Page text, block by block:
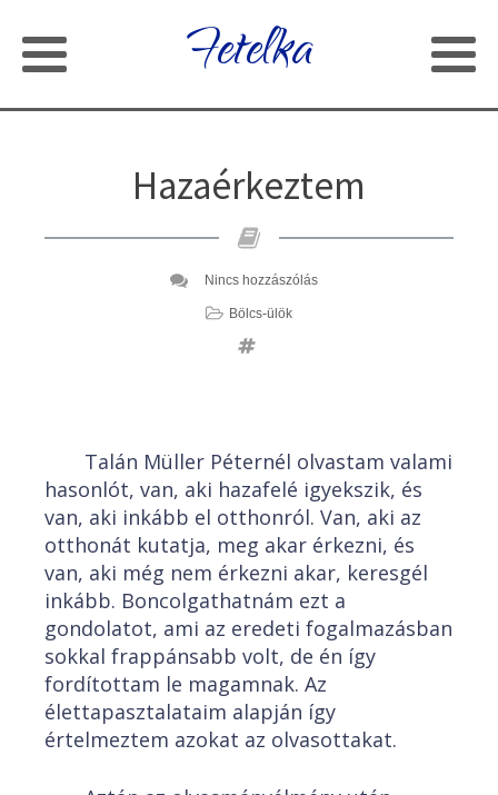
Fetelka
Hazaérkeztem
Nincs hozzászólás
Bölcs-ülök
Talán Müller Péternél olvastam valami
hasonlót, van, aki hazafelé igyekszik, és
van, aki inkább el otthonról. Van, aki az
otthonát kutatja, meg akar érkezni, és
van, aki még nem érkezni akar, keresgél
inkább. Boncolgathatnám ezt a
gondolatot, ami az eredeti fogalmazásban
sokkal frappánsabb volt, de én így
fordítottam le magamnak. Az
élettapasztalataim alapján így
értelmeztem azokat az olvasottakat.